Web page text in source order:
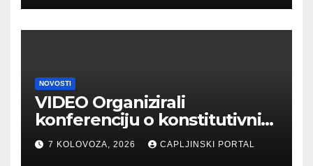
NOVOSTI
VIDEO Organizirali
konferenciju o konstitutivnim
narodima, pa govorili o
etničkim skupinama
7 KOLOVOZA, 2026 CAPLJINSKI PORTAL